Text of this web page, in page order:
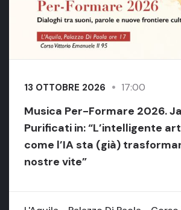
13 OTTOBRE 2026 17:00
Musica Per-Formare 2026.
Purificati in: “L’intelligente
come l’IA sta (già)
nostre vite”